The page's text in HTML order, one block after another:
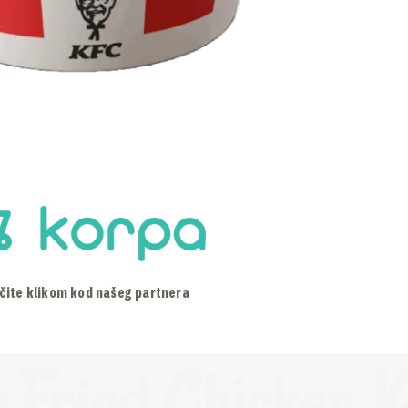
klikom kod našeg partnera